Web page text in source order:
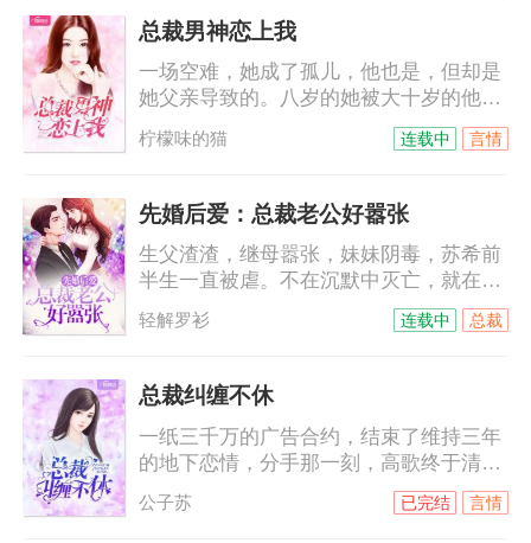
果真是白月光，也不会每天野种挂在嘴
上，死不承认那是他的种。朱砂痣？真是
朱砂痣，也不会刚出月子，就让怀孕的姐
姐登门入室，分享自己的男人！娶她，不
过是侮辱她而已。
总裁男神恋上我
一场空难，她成了孤儿，他也是，但却是
她父亲导致的。八岁的她被大十岁的他带
回付家，本以为那是他的善意，没想到，
他是来讨债的。十年间，她一直以为他恨
给她……他不允许她叫他哥，她只能叫他
名字，付墨沉，付墨沉，一遍遍，根深蒂
固……
柠檬味的猫 言情
连载中
先婚后爱：总裁老公好嚣张
生父渣渣，继母嚣张，妹妹阴毒，苏希前
半生一直被虐。不在沉默中灭亡，就在沉
默中爆（变）发（态）。黑莲花进击路
上，却意外被逼闪婚。只是那个外表冷酷
希：给我跪下唱征服。陆霆：你给老子说
清楚，到底是跪搓衣板还是跪榴莲！
轻解罗衫 总裁
连载中
总裁纠缠不休
一纸三千万的广告合约，结束了维持三年
的地下恋情，分手那一刻，高歌终于清
楚，自己从来就没有走进过他的心里。她
平静的签了字，拿着合约麻利的滚了。她
公子苏 言情
已完结